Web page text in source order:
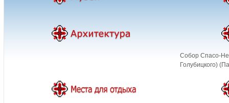
Cобор Спасо-
Голубицкого)